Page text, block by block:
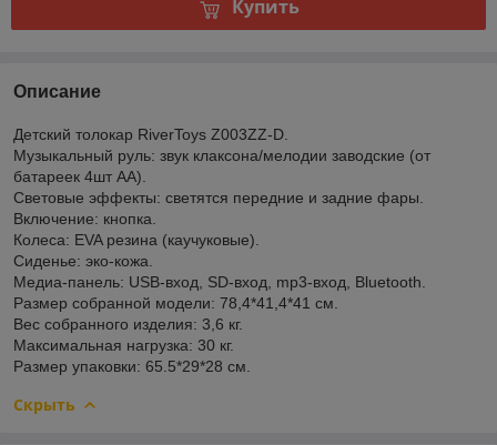
Купить
Описание
Детский толокар RiverToys Z003ZZ-D.
Музыкальный руль: звук клаксона/мелодии заводские (от
батареек 4шт AA).
Световые эффекты: светятся передние и задние фары.
Включение: кнопка.
Колеса: EVA резина (каучуковые).
Сиденье: эко-кожа.
Медиа-панель: USB-вход, SD-вход, mp3-вход, Bluetooth.
Размер собранной модели: 78,4*41,4*41 см.
Вес собранного изделия: 3,6 кг.
Максимальная нагрузка: 30 кг.
Размер упаковки: 65.5*29*28 см.
Скрыть